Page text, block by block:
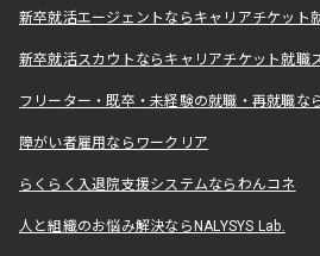
新卒就活エージェントならキャリアチケット
新卒就活スカウトならキャリアチケット就職
フリーター・既卒・未経験の就職・再就職な
障がい者雇用ならワークリア
らくらく入退院支援システムならわんコネ
人と組織のお悩み解決ならNALYSYS Lab.